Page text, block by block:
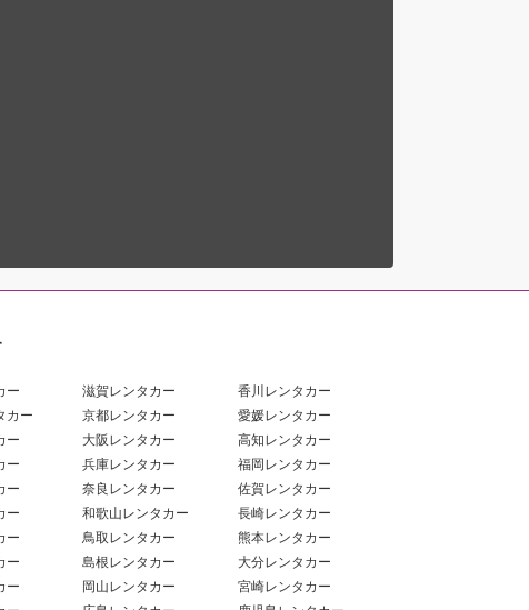
ー
カー
ー
ー
ー
ー
ー
ー
ー
滋賀レンタカー
京都レンタカー
大阪レンタカー
兵庫レンタカー
奈良レンタカー
和歌山レンタカー
鳥取レンタカー
島根レンタカー
岡山レンタカー
香川レンタカー
愛媛レンタカー
高知レンタカー
福岡レンタカー
佐賀レンタカー
長崎レンタカー
熊本レンタカー
大分レンタカー
宮崎レンタカー